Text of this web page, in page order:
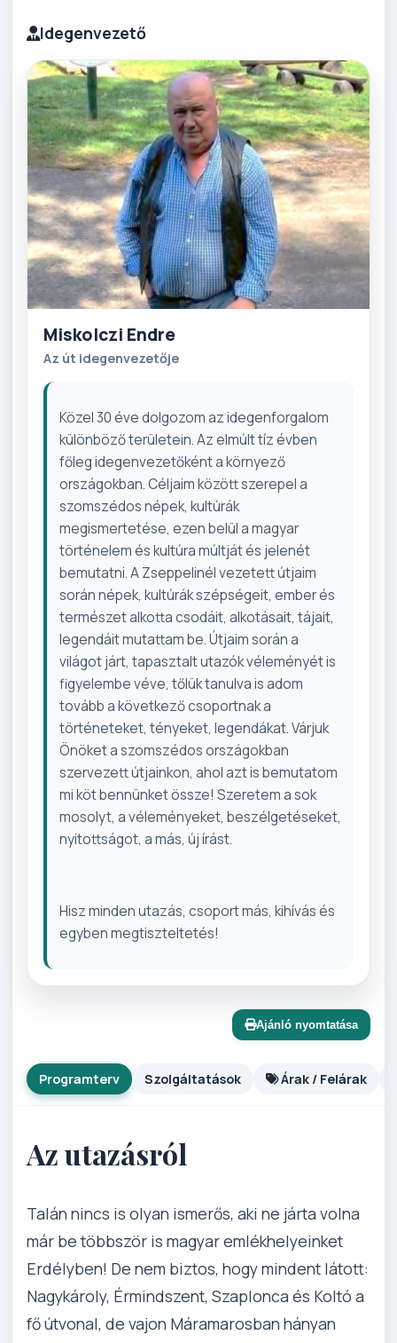
Idegenvezető
Miskolczi Endre
Az út idegenvezetője
Közel 30 éve dolgozom az idegenforgalom
különböző területein. Az elmúlt tíz évben
főleg idegenvezetőként a környező
országokban. Céljaim között szerepel a
szomszédos népek, kultúrák
megismertetése, ezen belül a magyar
történelem és kultúra múltját és jelenét
bemutatni. A Zseppelinél vezetett útjaim
során népek, kultúrák szépségeit, ember és
természet alkotta csodáit, alkotásait, tájait,
legendáit mutattam be. Útjaim során a
világot járt, tapasztalt utazók véleményét is
figyelembe véve, tőlük tanulva is adom
tovább a következő csoportnak a
történeteket, tényeket, legendákat. Várjuk
Önöket a szomszédos országokban
szervezett útjainkon, ahol azt is bemutatom
mi köt bennünket össze! Szeretem a sok
mosolyt, a véleményeket, beszélgetéseket,
nyitottságot, a más, új írást.
Hisz minden utazás, csoport más, kihívás és
egyben megtiszteltetés!
Ajánló nyomtatása
Programterv Szolgáltatások Árak / Felárak
Az utazásról
Talán nincs is olyan ismerős, aki ne járta volna
már be többször is magyar emlékhelyeinket
Erdélyben! De nem biztos, hogy mindent látott:
Nagykároly, Érmindszent, Szaplonca és Koltó a
fő útvonal, de vajon Máramarosban hányan